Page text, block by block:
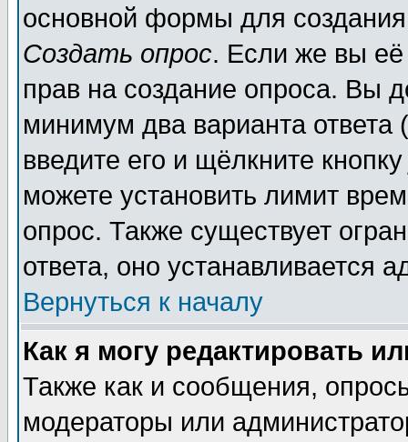
основной формы для
Создать опрос. Если же вы её
прав на создание опроса. Вы
минимум два варианта ответа
введите его и щёлкните
можете установить лимит
опрос. Также существует
ответа, оно устанавливается
Вернуться к началу
Как я могу редактировать
Также как и сообщения,
модераторы или